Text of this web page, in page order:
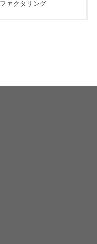
ファクタリング